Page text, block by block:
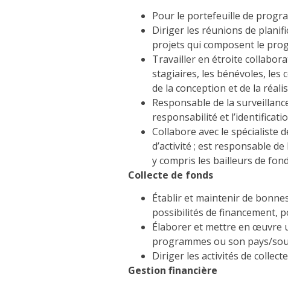
Pour le portefeuille de
Diriger les réunions de
projets qui composent le
Travailler en étroite
stagiaires, les bénévoles, les
de la conception et de la
Responsable de la
responsabilité et
Collabore avec le spécialiste
d’activité ; est responsable
y compris les bailleurs de
Collecte de fonds
Établir et maintenir de
possibilités de financement,
Élaborer et mettre en œuvre
programmes ou son pays/
Diriger les activités de
Gestion financière